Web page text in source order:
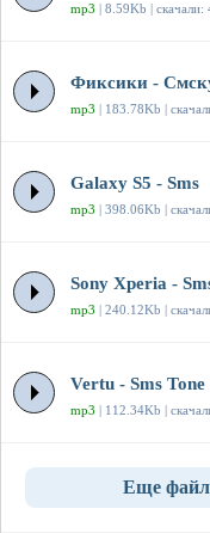
mp3 | 8.59Kb | скачали:
Фиксики -
mp3 | 183.78Kb |
Galaxy S5 - Sms
mp3 | 398.06Kb |
Sony Xperia -
mp3 | 240.12Kb |
Vertu - Sms Tone
mp3 | 112.34Kb |
Еще